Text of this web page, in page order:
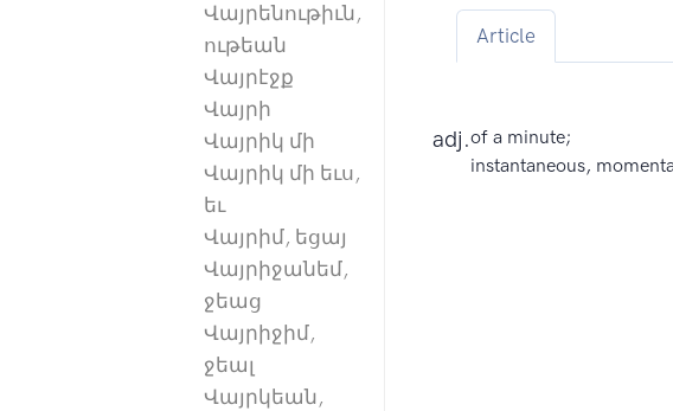
Վայրենութիւն,
ութեան
Վայրէջք
Վայրի
Վայրիկ մի
Վայրիկ մի եւս,
եւ
Վայրիմ, եցայ
Վայրիջանեմ,
ջեաց
Վայրիջիմ,
ջեալ
Վայրկեան,
Article
adj.of a minute;
instantaneous,